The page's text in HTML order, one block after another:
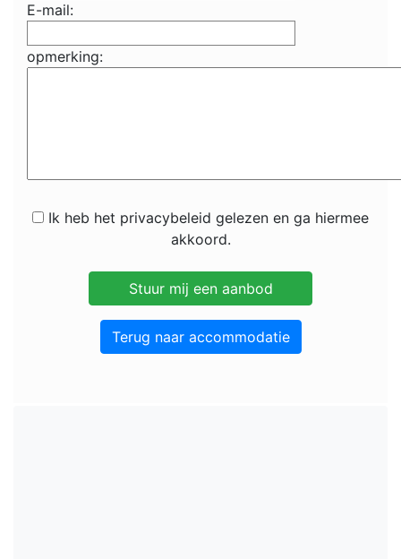
E-mail:
opmerking:
Ik heb het privacybeleid gelezen en ga hiermee
akkoord.
Terug naar accommodatie